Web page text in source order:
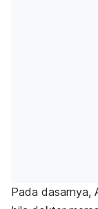
Pada dasarnya,